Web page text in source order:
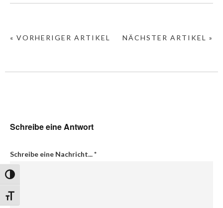
Umschalten auf hohe Kontraste
Schrift vergrößern
NÄCHSTER ARTIKEL »
« VORHERIGER ARTIKEL
Schreibe eine Antwort
Schreibe eine Nachricht...*